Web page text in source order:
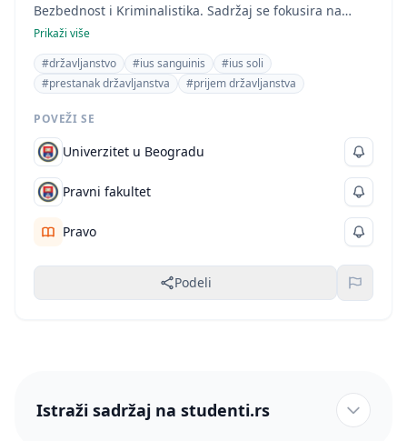
Bezbednost i Kriminalistika. Sadržaj se fokusira na
pravne aspekte državljanstva, citirajući relevantne
zakone i literaturu iz oblasti prava. Stoga je klasifikacija
kao seminarski rad iz oblasti Prava opravdana.
Prikaži više
#državljanstvo
#ius sanguinis
#ius soli
#prestanak državljanstva
#prijem državljanstva
POVEŽI SE
Univerzitet u Beogradu
Pravni fakultet
Pravo
Podeli
Istraži sadržaj na studenti.rs